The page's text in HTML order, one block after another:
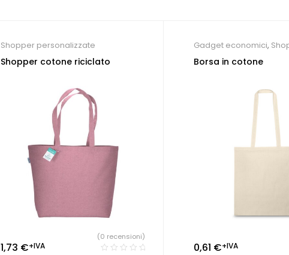
Shopper personalizzate
Shopper cotone riciclato
1,73 €+IVA
(0 recensioni)
Gadget economici,
personalizzate
Borsa in cotone
0,61 €+IVA